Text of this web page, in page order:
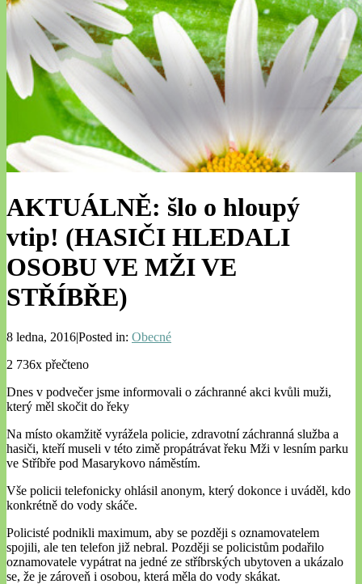
AKTUÁLNĚ: šlo o hloupý
vtip! (HASIČI HLEDALI
OSOBU VE MŽI VE
STŘÍBŘE)
8 ledna, 2016|Posted in: Obecné
2 736x přečteno
Dnes v podvečer jsme informovali o záchranné akci kvůli muži,
který měl skočit do řeky
Na místo okamžitě vyrážela policie, zdravotní záchranná služba a
hasiči, kteří museli v této zimě propátrávat řeku Mži v lesním parku
ve Stříbře pod Masarykovo náměstím.
Vše policii telefonicky ohlásil anonym, který dokonce i uváděl, kdo
konkrétně do vody skáče.
Policisté podnikli maximum, aby se později s oznamovatelem
spojili, ale ten telefon již nebral. Později se policistům podařilo
oznamovatele vypátrat na jedné ze stříbrských ubytoven a ukázalo
se, že je zároveň i osobou, která měla do vody skákat.